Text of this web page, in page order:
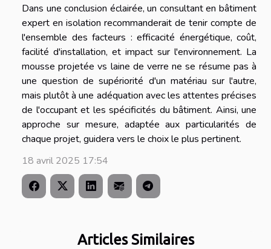
Articles Similaires
Dans une conclusion éclairée, un consultant en bâtiment
expert en isolation recommanderait de tenir compte de
l'ensemble des facteurs : efficacité énergétique, coût,
facilité d'installation, et impact sur l'environnement. La
mousse projetée vs laine de verre ne se résume pas à
une question de supériorité d'un matériau sur l'autre,
mais plutôt à une adéquation avec les attentes précises
de l'occupant et les spécificités du bâtiment. Ainsi, une
approche sur mesure, adaptée aux particularités de
chaque projet, guidera vers le choix le plus pertinent.
18 avril 2025 17:54